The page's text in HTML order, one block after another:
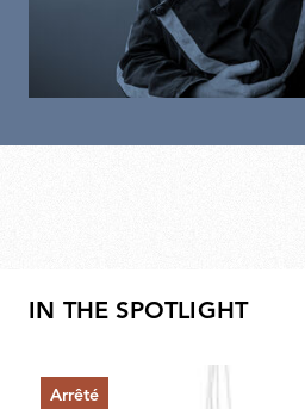
IN THE SPOTLIGHT
Arrêté